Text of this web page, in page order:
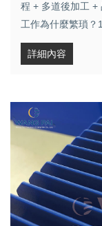
程 + 多道後加工 +
工作為什麼繁瑣？
詳細內容